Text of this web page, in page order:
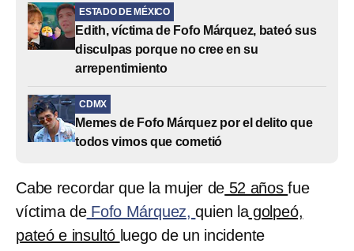
ESTADO DE MÉXICO
Edith, víctima de Fofo Márquez, bateó sus
disculpas porque no cree en su
arrepentimiento
CDMX
Memes de Fofo Márquez por el delito que
todos vimos que cometió
Cabe recordar que la mujer de 52 añosfue
víctima deFofo Márquez,quien lagolpeó,
pateó e insultó luego de un incidente